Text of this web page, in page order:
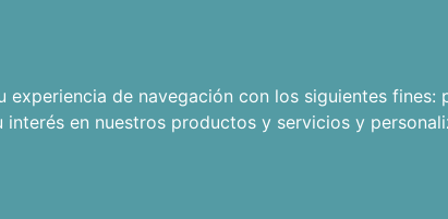
de navegación con los siguientes fines:
interés en nuestros productos y servicios y